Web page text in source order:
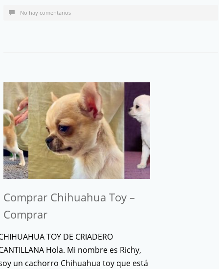
No hay comentarios
Comprar Chihuahua Toy –
Comprar
TOY DE CRIADERO
Hola. Mi nombre es Richy,
un cachorro Chihuahua toy que está